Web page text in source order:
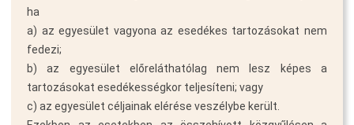
ha
a) az egyesület vagyona az esedékes tartozásokat nem
fedezi;
b) az egyesület előreláthatólag nem lesz képes a
tartozásokat esedékességkor teljesíteni; vagy
c) az egyesület céljainak elérése veszélybe került.